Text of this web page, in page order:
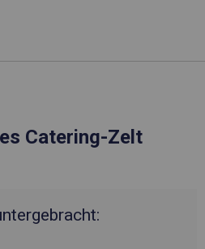
Catering-Zelt